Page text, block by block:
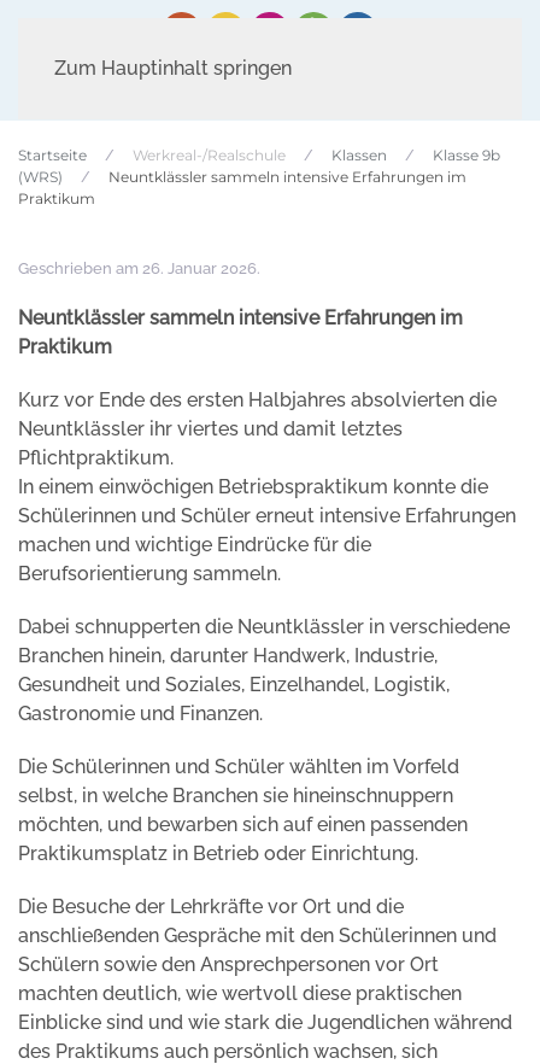
Zum Hauptinhalt springen
Startseite Werkreal-/Realschule Klassen
Klasse 9b
(WRS)
Neuntklässler sammeln intensive Erfahrungen im
Praktikum
Geschrieben am 26. Januar 2026.
Neuntklässler sammeln intensive Erfahrungen im
Praktikum
Kurz vor Ende des ersten Halbjahres absolvierten die
Neuntklässler ihr viertes und damit letztes
Pflichtpraktikum.
In einem einwöchigen Betriebspraktikum konnte die
Schülerinnen und Schüler erneut intensive Erfahrungen
machen und wichtige Eindrücke für die
Berufsorientierung sammeln.
Dabei schnupperten die Neuntklässler in verschiedene
Branchen hinein, darunter Handwerk, Industrie,
Gesundheit und Soziales, Einzelhandel, Logistik,
Gastronomie und Finanzen.
Die Schülerinnen und Schüler wählten im Vorfeld
selbst, in welche Branchen sie hineinschnuppern
möchten, und bewarben sich auf einen passenden
Praktikumsplatz in Betrieb oder Einrichtung.
Die Besuche der Lehrkräfte vor Ort und die
anschließenden Gespräche mit den Schülerinnen und
Schülern sowie den Ansprechpersonen vor Ort
machten deutlich, wie wertvoll diese praktischen
Einblicke sind und wie stark die Jugendlichen während
des Praktikums auch persönlich wachsen, sich